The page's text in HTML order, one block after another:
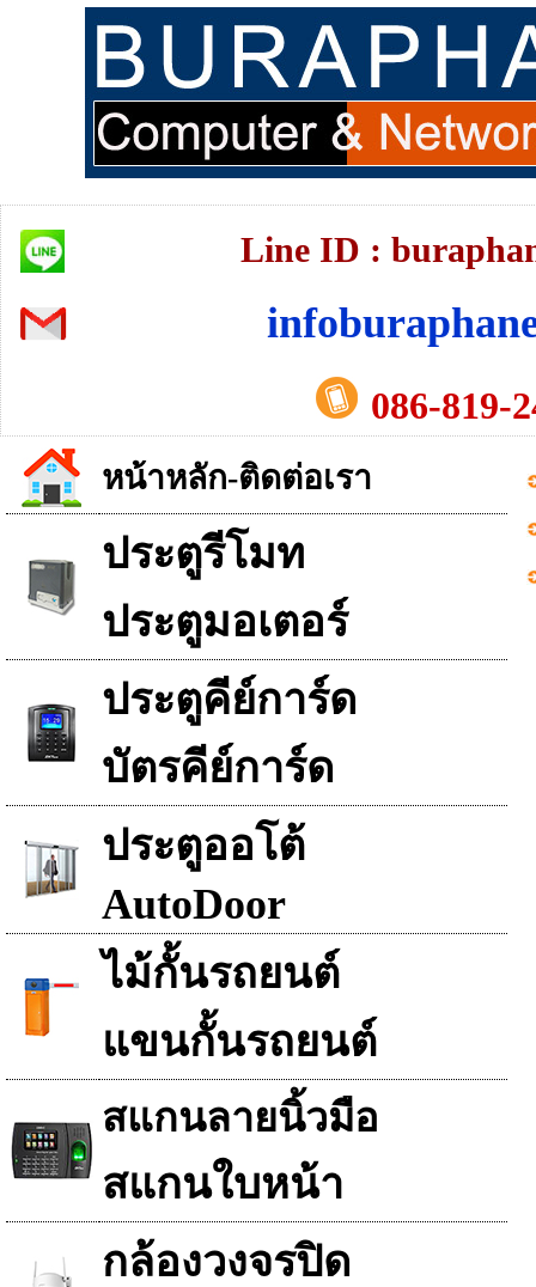
Line ID :
086-819-
หน้าหลัก-ติดต่อเรา
ประตูรีโมท
ประตูมอเตอร์
ประตูคีย์การ์ด
บัตรคีย์การ์ด
ประตูออโต้
AutoDoor
ไม้กั้นรถยนต์
แขนกั้นรถยนต์
สแกนลายนิ้วมือ
สแกนใบหน้า
กล้องวงจรปิด